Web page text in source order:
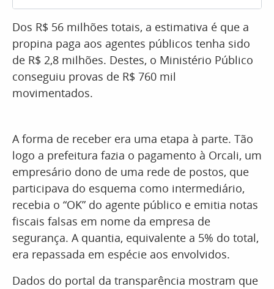
Dos R$ 56 milhões totais, a estimativa é que a
propina paga aos agentes públicos tenha sido
de R$ 2,8 milhões. Destes, o Ministério Público
conseguiu provas de R$ 760 mil
movimentados.
A forma de receber era uma etapa à parte. Tão
logo a prefeitura fazia o pagamento à Orcali, um
empresário dono de uma rede de postos, que
participava do esquema como intermediário,
recebia o “OK” do agente público e emitia notas
fiscais falsas em nome da empresa de
segurança. A quantia, equivalente a 5% do total,
era repassada em espécie aos envolvidos.
Dados do portal da transparência mostram que